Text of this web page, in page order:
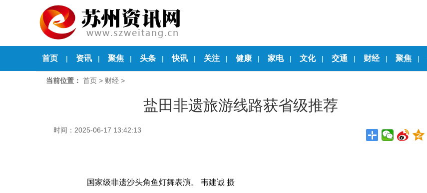
首页 | 资讯 | 聚焦 | 头条 | 快讯 | 关注 | 健康 | 家电 | 文化 | 交通 | 财经 | 聚焦 |
当前位置： 首页 > 财经 >
盐田非遗旅游线路获省级推荐
时间：2025-06-17 13:42:13
国家级非遗沙头角鱼灯舞表演。 韦建诚 摄